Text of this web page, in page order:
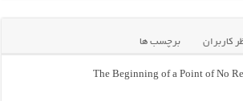
کاربران برچسب ها
The Beginning of a Point of No